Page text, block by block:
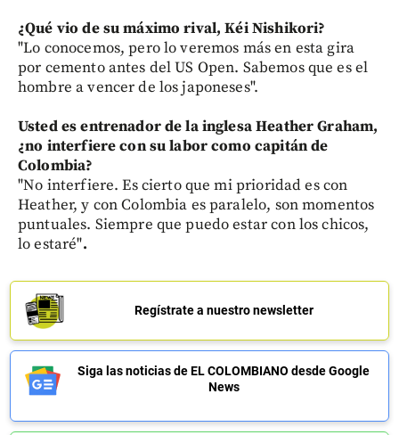
¿Qué vio de su máximo rival, Kéi Nishikori?
"Lo conocemos, pero lo veremos más en esta gira
por cemento antes del US Open. Sabemos que es el
hombre a vencer de los japoneses".
Usted es entrenador de la inglesa Heather Graham,
¿no interfiere con su labor como capitán de
Colombia?
"No interfiere. Es cierto que mi prioridad es con
Heather, y con Colombia es paralelo, son momentos
puntuales. Siempre que puedo estar con los chicos,
lo estaré".
Regístrate a nuestro newsletter
Siga las noticias de EL COLOMBIANO desde Google
News